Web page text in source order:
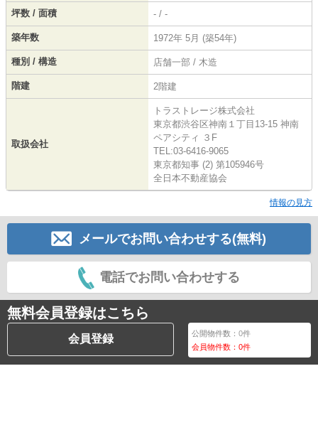
坪数 / 面積 - / -
築年数 1972年 5月 (築54年)
種別 / 構造 店舗一部 / 木造
階建 2階建
取扱会社
トラストレージ株式会社
東京都渋谷区神南１丁目13-15 神南
ペアシティ ３F
TEL:03-6416-9065
東京都知事 (2) 第105946号
全日本不動産協会
情報の見方
メールでお問い合わせする(無料)
電話でお問い合わせする
無料会員登録はこちら
会員登録 公開物件数：0件
会員物件数：0件